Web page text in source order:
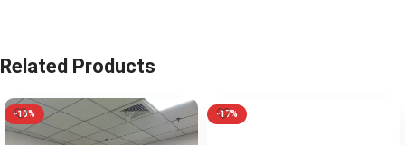
Related Products
-10% -17%